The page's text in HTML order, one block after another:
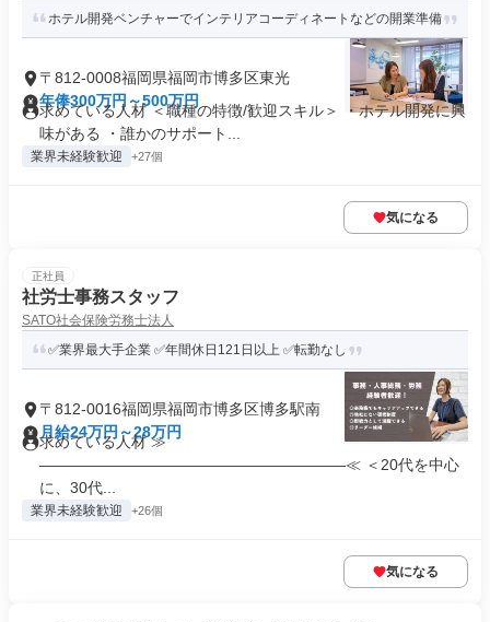
ホテル開発ベンチャーでインテリアコーディネートなどの開業準備
〒812-0008福岡県福岡市博多区東光
年俸300万円～500万円
求めている人材 ＜職種の特徴/歓迎スキル＞ ・ホテル開発に興
味がある ・誰かのサポート...
業界未経験歓迎 +27個
気になる
正社員
社労士事務スタッフ
SATO社会保険労務士法人
✅業界最大手企業 ✅年間休日121日以上 ✅転勤なし
〒812-0016福岡県福岡市博多区博多駅南
月給24万円～28万円
求めている人材 ≫
————————————————————≪ ＜20代を中心
に、30代...
業界未経験歓迎 +26個
気になる